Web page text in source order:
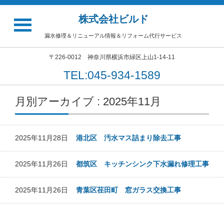
株式会社ビルド
漏水修理＆リニューアル情報＆リフォーム代行サービス
〒226-0012 神奈川県横浜市緑区上山1-14-11
TEL:045-934-1589
月別アーカイブ : 2025年11月
2025年11月28日 港北区 汚水マス詰まり除去工事
2025年11月26日 都筑区 キッチンシンク下水漏れ修理工事
2025年11月26日 青葉区荏田町 窓ガラス交換工事